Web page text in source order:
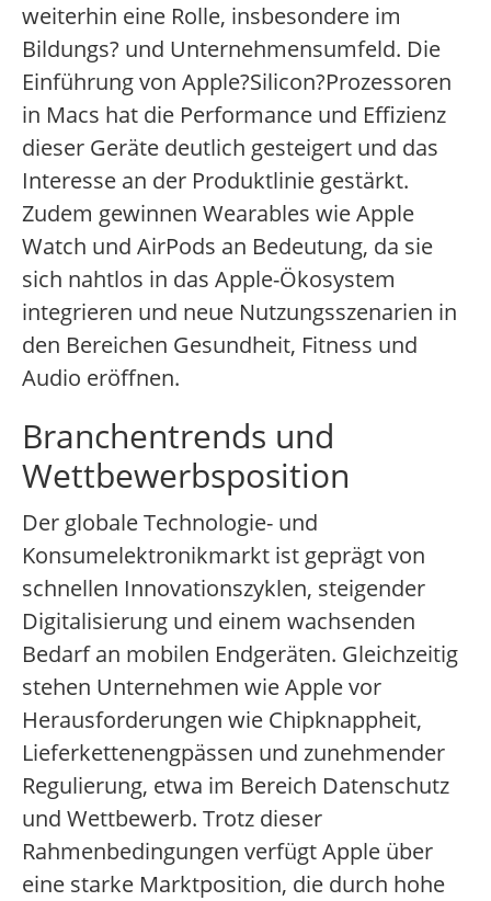
weiterhin eine Rolle, insbesondere im
Bildungs? und Unternehmensumfeld. Die
Einführung von Apple?Silicon?Prozessoren
in Macs hat die Performance und Effizienz
dieser Geräte deutlich gesteigert und das
Interesse an der Produktlinie gestärkt.
Zudem gewinnen Wearables wie Apple
Watch und AirPods an Bedeutung, da sie
sich nahtlos in das Apple-Ökosystem
integrieren und neue Nutzungsszenarien in
den Bereichen Gesundheit, Fitness und
Audio eröffnen.
Branchentrends und
Wettbewerbsposition
Der globale Technologie- und
Konsumelektronikmarkt ist geprägt von
schnellen Innovationszyklen, steigender
Digitalisierung und einem wachsenden
Bedarf an mobilen Endgeräten. Gleichzeitig
stehen Unternehmen wie Apple vor
Herausforderungen wie Chipknappheit,
Lieferkettenengpässen und zunehmender
Regulierung, etwa im Bereich Datenschutz
und Wettbewerb. Trotz dieser
Rahmenbedingungen verfügt Apple über
eine starke Marktposition, die durch hohe